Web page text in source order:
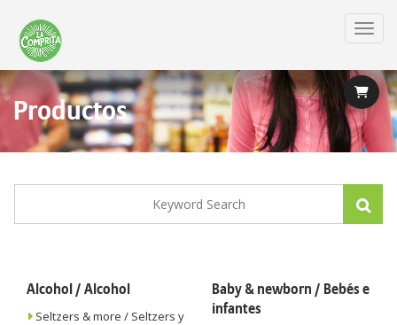
main
content
Productos
Alcohol / Alcohol
Seltzers & more / Seltzers y
Baby & newborn / Bebés e
infantes